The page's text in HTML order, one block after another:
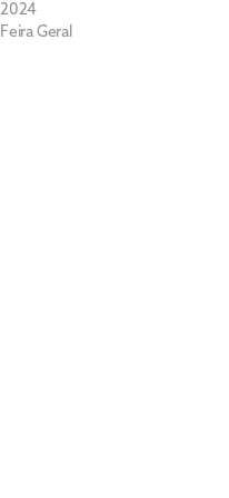
2024
Feira Geral